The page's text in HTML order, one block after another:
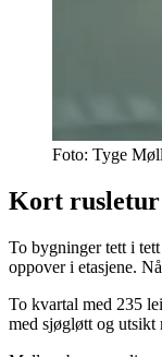
Foto: Tyge
Kort
To bygninger tett i
oppover i etasjene.
To kvartal med 235
med sjøgløtt og